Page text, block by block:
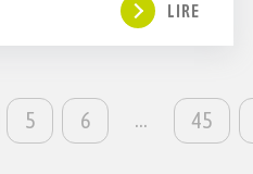
LIRE
5 6 … 45